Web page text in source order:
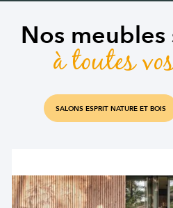
Nos
à toutes
SALONS ESPRIT NATURE ET BOIS